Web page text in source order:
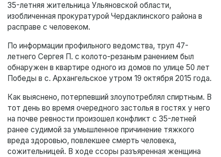
35-летняя жительница Ульяновской области,
изобличенная прокуратурой Чердаклинского района в
расправе с человеком.
По информации профильного ведомства, труп 47-
летнего Сергея П. с колото-резаным ранением был
обнаружен в квартире одного из домов по улице 50 лет
Победы в с. Архангельское утром 19 октября 2015 года.
Как выяснено, потерпевший злоупотреблял спиртным. В
тот день во время очередного застолья в гостях у него
на почве ревности произошел конфликт с 35-летней
ранее судимой за умышленное причинение тяжкого
вреда здоровью, повлекшее смерть человека,
сожительницей. В ходе ссоры разъяренная женщина